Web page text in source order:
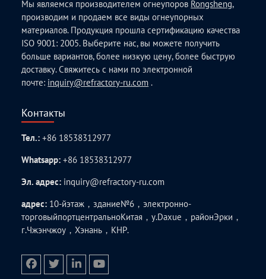
Мы являемся производителем огнеупоров Rongsheng,
производим и продаем все виды огнеупорных
материалов. Продукция прошла сертификацию качества
ISO 9001: 2005. Выберите нас, вы можете получить
больше вариантов, более низкую цену, более быструю
доставку. Свяжитесь с нами по электронной
почте: inquiry@refractory-ru.com .
Контакты
Тел.:+86 18538312977
Whatsapp:+86 18538312977
Эл. адрес: inquiry@refractory-ru.com
адрес: 10-йэтаж，здание№6，электронно-
торговыйпортцентральноКитая，у.Daxue，районЭрки，
г.Чжэнчжоу，Хэнань，КНР.